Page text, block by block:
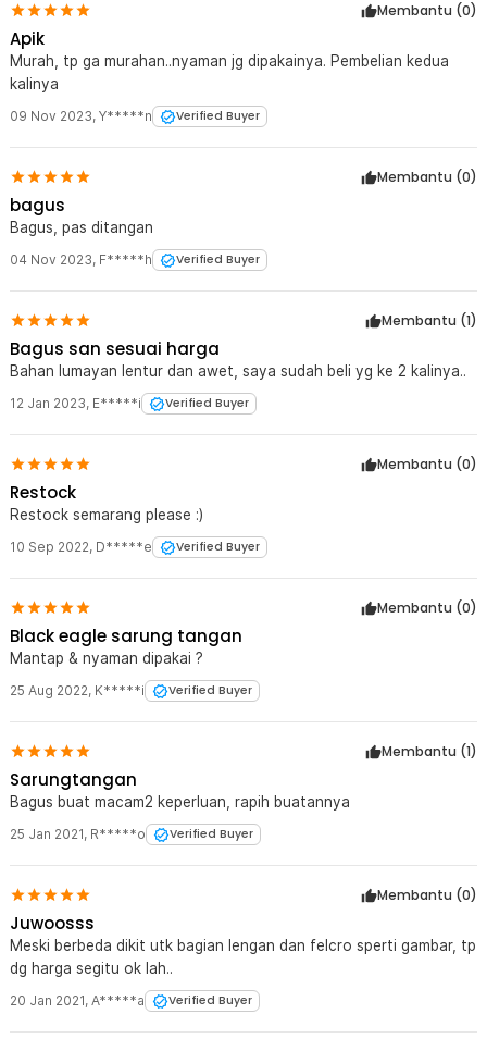
Membantu (0)
Apik
Murah, tp ga murahan..nyaman jg dipakainya. Pembelian kedua
kalinya
09 Nov 2023, Y*****n Verified Buyer
Membantu (0)
bagus
Bagus, pas ditangan
04 Nov 2023, F*****h Verified Buyer
Membantu (1)
Bagus san sesuai harga
Bahan lumayan lentur dan awet, saya sudah beli yg ke 2 kalinya..
12 Jan 2023, E*****i Verified Buyer
Membantu (0)
Restock
Restock semarang please :)
10 Sep 2022, D*****e Verified Buyer
Membantu (0)
Black eagle sarung tangan
Mantap & nyaman dipakai ?
25 Aug 2022, K*****i Verified Buyer
Membantu (1)
Sarungtangan
Bagus buat macam2 keperluan, rapih buatannya
25 Jan 2021, R*****o Verified Buyer
Membantu (0)
Juwoosss
Meski berbeda dikit utk bagian lengan dan felcro sperti gambar, tp
dg harga segitu ok lah..
20 Jan 2021, A*****a Verified Buyer